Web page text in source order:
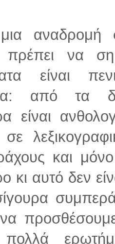
αναδρομή
πρέπει να
είναι
από τα
είναι
και
κι αυτό δεν